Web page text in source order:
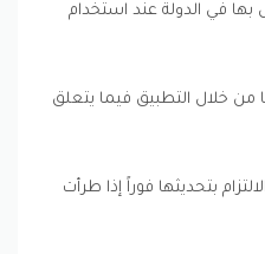
بها في الدولة عند استخدام
من خلال التطبيق فيما يتعلق
بتحديثها فوراً إذا طرأت